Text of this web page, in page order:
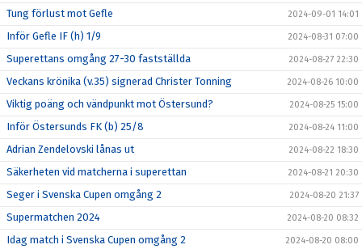
Tung förlust mot Gefle 2024-09-01 14:01
Inför Gefle IF (h) 1/9 2024-08-31 07:00
Superettans omgång 27-30 fastställda 2024-08-27 22:30
Veckans krönika (v.35) signerad Christer Tonning 2024-08-26 10:00
Viktig poäng och vändpunkt mot Östersund? 2024-08-25 15:00
Inför Östersunds FK (b) 25/8 2024-08-24 11:00
Adrian Zendelovski lånas ut 2024-08-22 18:30
Säkerheten vid matcherna i superettan 2024-08-21 20:30
Seger i Svenska Cupen omgång 2 2024-08-20 21:37
Supermatchen 2024 2024-08-20 08:32
Idag match i Svenska Cupen omgång 2 2024-08-20 08:00